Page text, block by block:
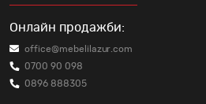
Онлайн продажби:
office@mebelilazur.com
0700 90 098
0896 888305